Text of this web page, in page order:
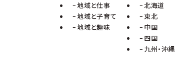
地域と仕事
地域と子育て
地域と趣味
北海道
東北
中国
四国
九州・沖縄